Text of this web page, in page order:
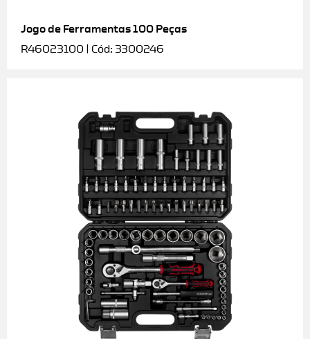
Jogo de Ferramentas 100 Peças
R46023100 | Cód: 3300246